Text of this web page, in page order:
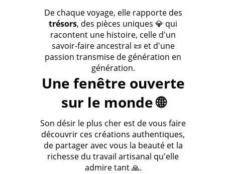
De chaque voyage, elle rapporte des
trésors, des pièces uniques 💎 qui
racontent une histoire, celle d'un
savoir-faire ancestral 📜 et d'une
passion transmise de génération en
génération.
Une fenêtre ouverte
sur le monde 🌐
Son désir le plus cher est de vous faire
découvrir ces créations authentiques,
de partager avec vous la beauté et la
richesse du travail artisanal qu'elle
admire tant 🙏.